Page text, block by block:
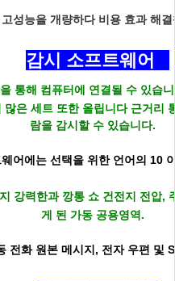
성능을 개량하다 비용 효과 해
감시 소프트웨어
통해 컴퓨터에 연결될 수 있습
은 세트 또한 올립니다 근거리
람을 감시할 수 있습니다.
어에는 선택을 위한 언어의 10
강력한과 깡통 쇼 건전지 전압,
게 된 가동 공용영역.
전화 원본 메시지, 전자 우편 및